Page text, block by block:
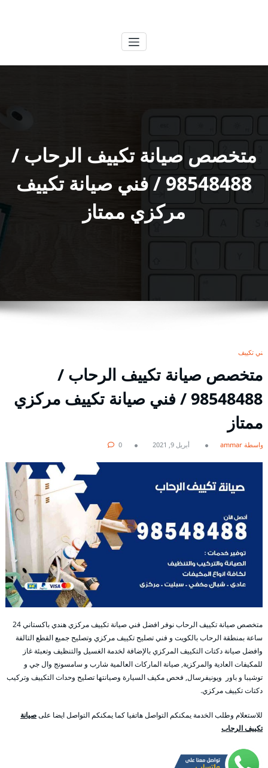
متخصص صيانة تكييف الرحاب /
98548488 / فني صيانة تكييف
مركزي ممتاز
فني تكييف
متخصص صيانة تكييف الرحاب /
98548488 / فني صيانة تكييف مركزي
ممتاز
بواسطة ammar أبريل 9, 2021 0
متخصص صيانة تكييف الرحاب نوفر افضل فني صيانة تكييف مركزي هندي باكستاني 24
ساعة بمنطقة الرحاب بالكويت و فني تصليح تكييف مركزي وتصليح جميع القطع التالفة
وافضل صيانة دكتات التكييف المركزي بالإضافة لخدمة الغسيل والتنظيف وتعبئة غاز
للمكيفات العادية والمركزية, صيانة الماركات العالمية شارب و سامسونج وال جي و
توشيبا و باور ويونيفرسال, فحص مكيف السيارة وصيانتها تصليح وحدات التكييف وتركيب
دكتات تكييف مركزي.
للاستعلام وطلب الخدمة يمكنكم التواصل هاتفيا كما يمكنكم التواصل ايضا علىصيانة
تكييف الرحاب